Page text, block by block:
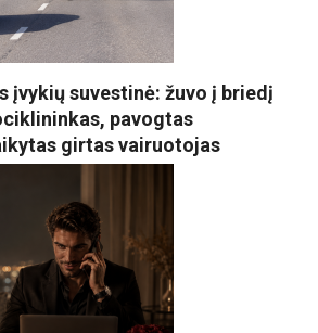
įvykių suvestinė: žuvo į briedį
pavogtas
girtas vairuotojas